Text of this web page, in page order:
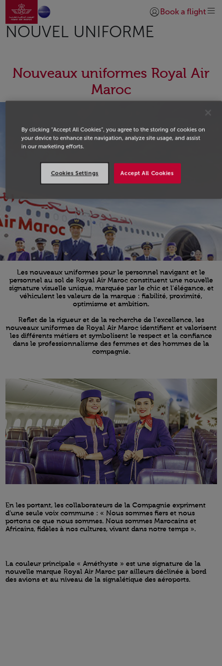
Skip to Main Content
Go to home page
Login | Join)
Book a flight
NOUVEL UNIFORME
Nouveaux uniformes Royal Air
Maroc
Les nouveaux uniformes pour le personnel navigant et le
personnel au sol de Royal Air Maroc constituent une nouvelle
signature visuelle unique, marquée par le chic et l'élégance, et
véhiculent les valeurs de la marque : fiabilité, proximité,
optimisme et ambition.
Reflet de la rigueur et de la recherche de l'excellence, les
nouveaux uniformes de Royal Air Maroc identifient et valorisent
les différents métiers et symbolisent le respect et la confiance
dans le professionnalisme des femmes et des hommes de la
compagnie.
En les portant, les collaborateurs de la Compagnie expriment
d’une seule voix commune : « Nous sommes fiers et nous
portons ce que nous sommes. Nous sommes Marocains et
Africains, fidèles à nos cultures, vivant dans notre temps ».
La couleur principale « Améthyste » est une signature de la
nouvelle marque Royal Air Maroc par ailleurs déclinée à bord
des avions et au niveau de la signalétique des aéroports.
By clicking “Accept All Cookies”, you agree to the storing of cookies on
your device to enhance site navigation, analyze site usage, and assist
in our marketing efforts.
Accept All Cookies
Cookies Settings